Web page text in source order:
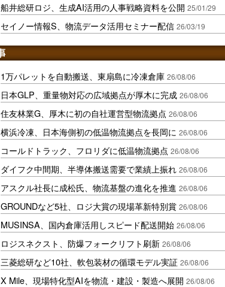
船井総研ロジ、生成AI活用の人事戦略資料を公開 25/01/29
セイノー情報S、物流データ活用セミナー配信 26/03/19
1万パレットを自動搬送、東扇島に冷凍倉庫 26/08/06
日本GLP、重量物対応の広域拠点が厚木に完成 26/08/06
住友林業G、厚木に初の自社運営型物流拠点 26/08/06
横浜冷凍、日本海側初の低温物流拠点を長岡に 26/08/06
コールドトラック、フロリダに低温物流拠点 26/08/06
ダイフク中間期、半導体搬送需要で業績上振れ 26/08/06
アスクル社長に成松氏、物流基盤の進化を推進 26/08/06
GROUNDなど5社、ロジ大賞の現場革新特別賞 26/08/06
MUSINSA、国内倉庫活用しスピード配送開始 26/08/06
ロジスネクスト、防爆フォークリフト刷新 26/08/06
三菱総研など10社、軟包装材の循環モデル実証 26/08/06
X Mile、現場特化型AIを物流・建設・製造へ展開 26/08/06